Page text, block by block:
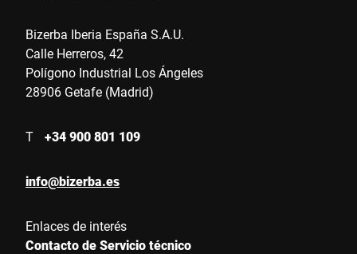
Bizerba Iberia España S.A.U.
Calle Herreros, 42
Polígono Industrial Los Ángeles
28906 Getafe (Madrid)
T +34 900 801 109
info@bizerba.es
Enlaces de interés
Contacto de Servicio técnico